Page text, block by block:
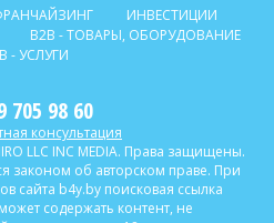
ИНВЕСТИЦИИ
B2B - ТОВАРЫ, ОБОРУДОВАНИЕ
- УСЛУГИ
705 98 60
консультация
LLC INC MEDIA. Права защищены.
законом об авторском праве. При
сайта b4y.by поисковая ссылка
содержать контент, не